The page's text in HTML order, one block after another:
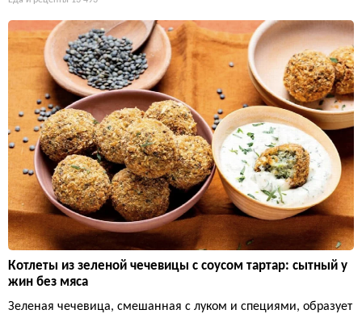
Котлеты из зеленой чечевицы с соусом тартар: сытный у
жин без мяса
Зеленая чечевица, смешанная с луком и специями, образует